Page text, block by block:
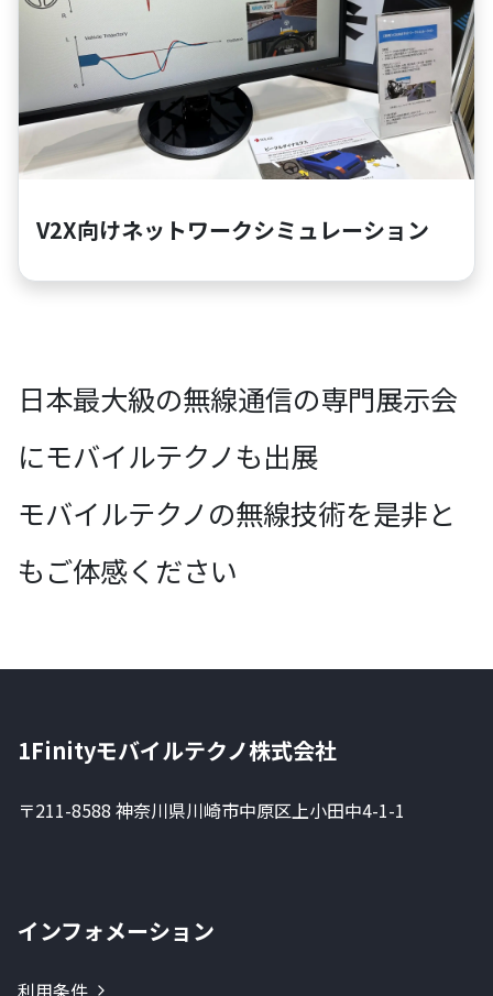
V2X向けネットワークシミュレーション
日本最大級の無線通信の専門展示会
にモバイルテクノも出展
モバイルテクノの無線技術を是非と
もご体感ください
1Finityモバイルテクノ株式会社
〒211-8588 神奈川県川崎市中原区上小田中4-1-1
インフォメーション
利用条件